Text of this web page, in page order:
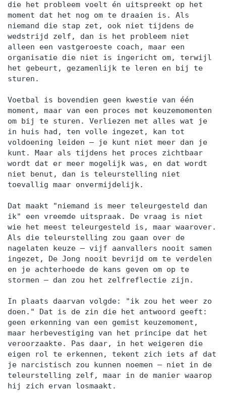
die het probleem voelt én uitspreekt op het
moment dat het nog om te draaien is. Als
niemand die stap zet, ook niet tijdens de
wedstrijd zelf, dan is het probleem niet
alleen een vastgeroeste coach, maar een
organisatie die niet is ingericht om, terwijl
het gebeurt, gezamenlijk te leren en bij te
sturen.
Voetbal is bovendien geen kwestie van één
moment, maar van een proces met keuzemomenten
om bij te sturen. Verliezen met alles wat je
in huis had, ten volle ingezet, kan tot
voldoening leiden — je kunt niet meer dan je
kunt. Maar als tijdens het proces zichtbaar
wordt dat er meer mogelijk was, en dat wordt
niet benut, dan is teleurstelling niet
toevallig maar onvermijdelijk.
Dat maakt "niemand is meer teleurgesteld dan
ik" een vreemde uitspraak. De vraag is niet
wie het meest teleurgesteld is, maar waarover.
Als die teleurstelling zou gaan over de
nagelaten keuze — vijf aanvallers nooit samen
ingezet, De Jong nooit bevrijd om te verdelen
en je achterhoede de kans geven om op te
stormen — dan zou het zelfreflectie zijn.
In plaats daarvan volgde: "ik zou het weer zo
doen." Dat is de zin die het antwoord geeft:
geen erkenning van een gemist keuzemoment,
maar herbevestiging van het principe dat het
veroorzaakte. Pas daar, in het weigeren die
eigen rol te erkennen, tekent zich iets af dat
je narcistisch zou kunnen noemen — niet in de
teleurstelling zelf, maar in de manier waarop
hij zich ervan losmaakt.